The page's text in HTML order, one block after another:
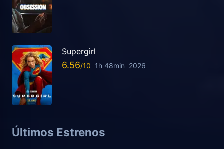
Supergirl
6.56 1h 48min 2026
Últimos Estrenos